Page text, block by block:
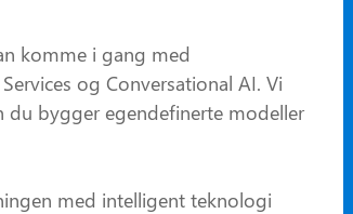
komme i gang med
og Conversational AI. Vi
bygger egendefinerte modeller
med intelligent teknologi